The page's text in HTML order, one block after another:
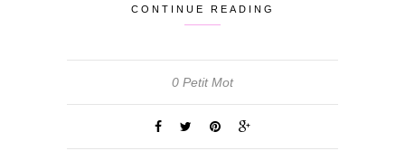
CONTINUE READING
0 Petit Mot